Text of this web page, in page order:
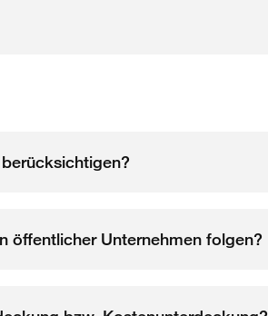
öffentlicher Unternehmen folgen?